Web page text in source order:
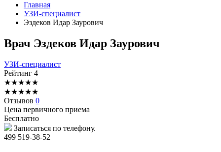
Главная
УЗИ-специалист
Эздеков Идар Заурович
Врач Эздеков Идар Заурович
УЗИ-специалист
Рейтинг 4
★★★★★
★★★★★
Отзывов 0
Цена первичного приема
Бесплатно
Записаться по телефону.
499 519-38-52